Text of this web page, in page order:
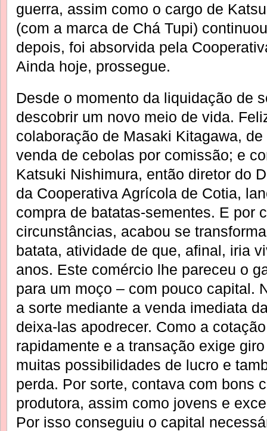
guerra, assim como o cargo de
(com a marca de Chá Tupi)
depois, foi absorvida pela
Ainda hoje, prossegue.
Desde o momento da liquidação de
descobrir um novo meio de vida.
colaboração de Masaki Kitagawa,
venda de cebolas por comissão; e
Katsuki Nishimura, então diretor do
da Cooperativa Agrícola de Cotia,
compra de batatas-sementes. E por
circunstâncias, acabou se
batata, atividade de que, afinal, iria
anos. Este comércio lhe pareceu o
para um moço – com pouco capital.
a sorte mediante a venda imediata
deixa-las apodrecer. Como a
rapidamente e a transação exige
muitas possibilidades de lucro e
perda. Por sorte, contava com bons
produtora, assim como jovens e
Por isso conseguiu o capital